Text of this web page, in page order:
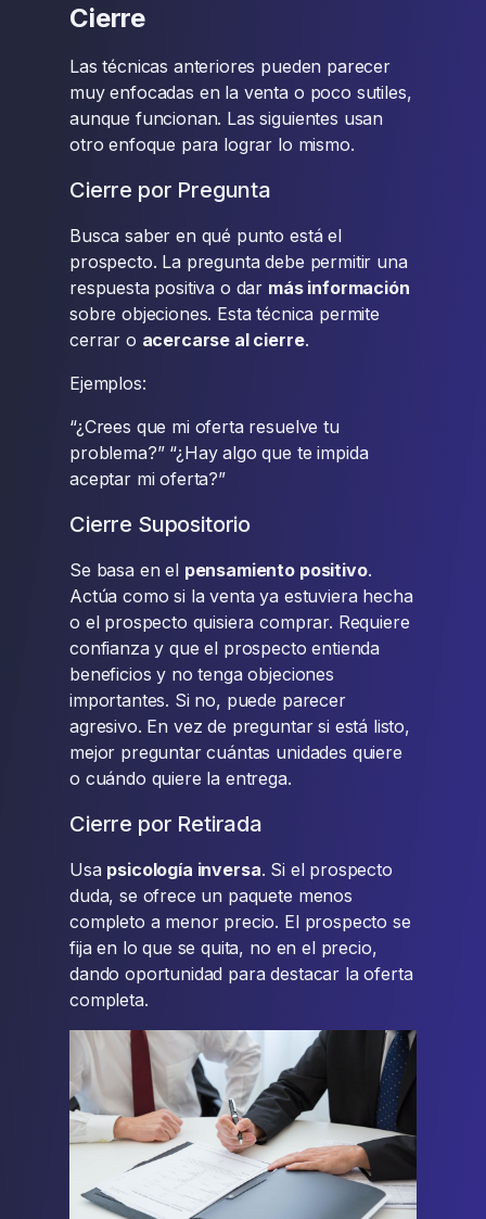
Cierre
Las técnicas anteriores pueden parecer
muy enfocadas en la venta o poco sutiles,
aunque funcionan. Las siguientes usan
otro enfoque para lograr lo mismo.
Cierre por Pregunta
Busca saber en qué punto está el
prospecto. La pregunta debe permitir una
respuesta positiva o dar más información
sobre objeciones. Esta técnica permite
cerrar o acercarse al cierre.
Ejemplos:
“¿Crees que mi oferta resuelve tu
problema?” “¿Hay algo que te impida
aceptar mi oferta?”
Cierre Supositorio
Se basa en el pensamiento positivo.
Actúa como si la venta ya estuviera hecha
o el prospecto quisiera comprar. Requiere
confianza y que el prospecto entienda
beneficios y no tenga objeciones
importantes. Si no, puede parecer
agresivo. En vez de preguntar si está listo,
mejor preguntar cuántas unidades quiere
o cuándo quiere la entrega.
Cierre por Retirada
Usa psicología inversa. Si el prospecto
duda, se ofrece un paquete menos
completo a menor precio. El prospecto se
fija en lo que se quita, no en el precio,
dando oportunidad para destacar la oferta
completa.